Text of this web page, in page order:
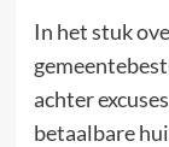
In het stuk
achter
betaalbare